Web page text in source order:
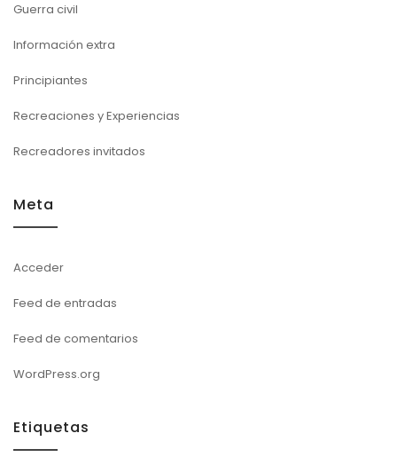
Guerra civil
Información extra
Principiantes
Recreaciones y Experiencias
Recreadores invitados
Meta
Acceder
Feed de entradas
Feed de comentarios
WordPress.org
Etiquetas